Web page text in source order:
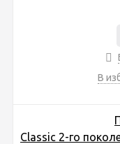
В
Classic 2-го